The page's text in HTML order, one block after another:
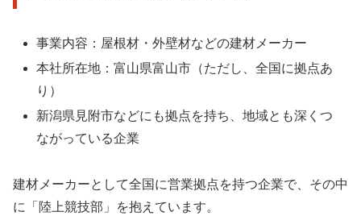
事業内容：屋根材・外壁材などの建材メーカー
本社所在地：富山県富山市（ただし、全国に拠点あ
り）
新潟県見附市などにも拠点を持ち、地域とも深くつ
ながっている企業
建材メーカーとして全国に営業拠点を持つ企業で、その中
に「陸上競技部」を抱えています。